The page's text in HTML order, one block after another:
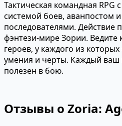
Тактическая командная RPG
системой боев, аванпостом
последователями. Действие
фэнтези-мире Зории. Ведите
героев, у каждого из
умения и черты. Каждый ваш
полезен в бою.
Отзывы о Zoria: